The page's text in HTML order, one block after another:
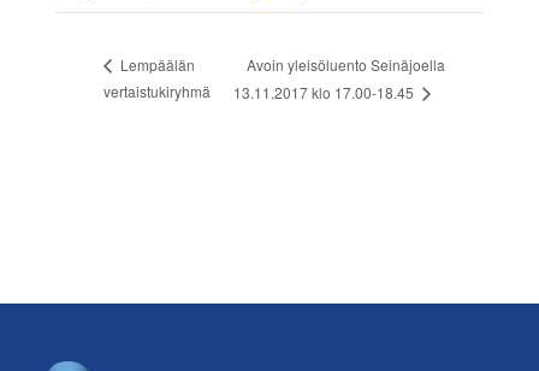
Lempäälän
vertaistukiryhmä
Avoin yleisöluento Seinäjoella
13.11.2017 klo 17.00-18.45